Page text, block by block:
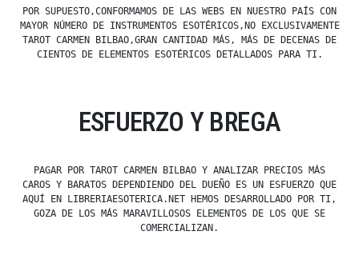
POR SUPUESTO,CONFORMAMOS DE LAS WEBS EN NUESTRO PAÍS CON
MAYOR NÚMERO DE INSTRUMENTOS ESOTÉRICOS,NO EXCLUSIVAMENTE
TAROT CARMEN BILBAO,GRAN CANTIDAD MÁS, MÁS DE DECENAS DE
CIENTOS DE ELEMENTOS ESOTÉRICOS DETALLADOS PARA TI.
ESFUERZO Y BREGA
PAGAR POR TAROT CARMEN BILBAO Y ANALIZAR PRECIOS MÁS
CAROS Y BARATOS DEPENDIENDO DEL DUEÑO ES UN ESFUERZO QUE
AQUÍ EN LIBRERIAESOTERICA.NET HEMOS DESARROLLADO POR TI,
GOZA DE LOS MÁS MARAVILLOSOS ELEMENTOS DE LOS QUE SE
COMERCIALIZAN.